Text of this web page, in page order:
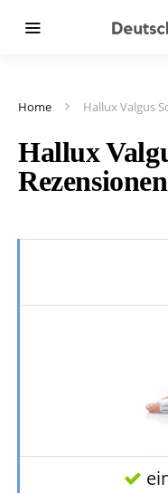
Home Hallux Valgus
Hallux
Rezensionen